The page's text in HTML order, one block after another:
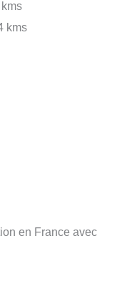
kms
en France avec